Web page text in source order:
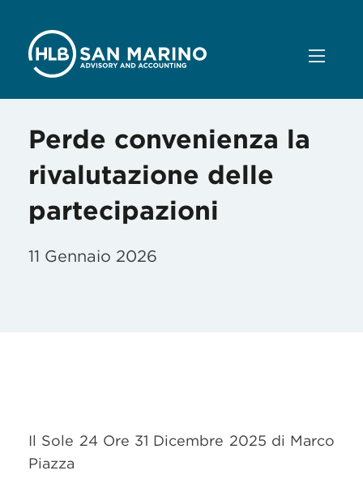
Perde convenienza la
rivalutazione delle
partecipazioni
11 Gennaio 2026
Il Sole 24 Ore 31 Dicembre 2025 di Marco
Piazza